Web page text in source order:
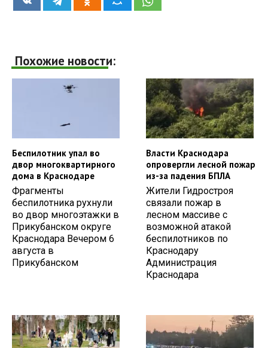
Похожие новости:
Беспилотник упал во
двор многоквартирного
дома в Краснодаре
Фрагменты
беспилотника рухнули
во двор многоэтажки в
Прикубанском округе
Краснодара Вечером 6
августа в
Прикубанском
Власти Краснодара
опровергли лесной пожар
из-за падения БПЛА
Жители Гидростроя
связали пожар в
лесном массиве с
возможной атакой
беспилотников по
Краснодару
Администрация
Краснодара